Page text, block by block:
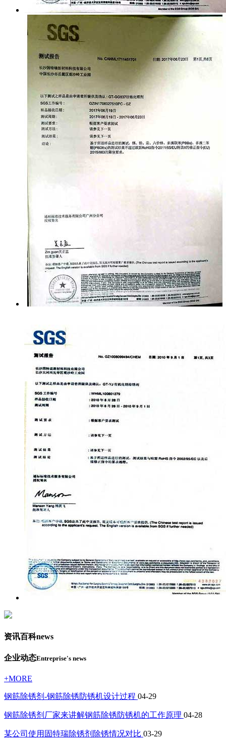
资讯百科news
企业动态Entreprise's news
+MORE
钢筋除锈剂-钢筋除锈防锈机设计过程 04-29
钢筋除锈剂厂家来讲解钢筋除锈防锈机的工作原理 04-28
某公司使用固特瑞除锈剂除锈情况对比 03-29